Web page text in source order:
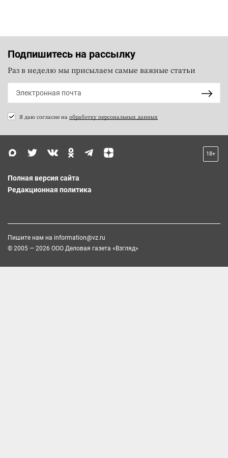
Подпишитесь на рассылку
Раз в неделю мы присылаем самые важные статьи
Я даю согласие на обработку персональных данных
18+
Полная версия сайта
Редакционная политика
Пишите нам на information@vz.ru
© 2005 — 2026 ООО Деловая газета «Взгляд»